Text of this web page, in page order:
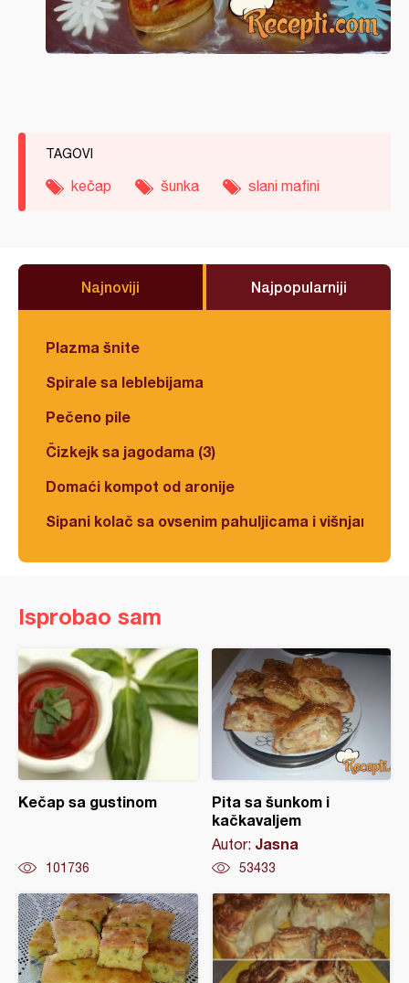
TAGOVI
kečap šunka slani mafini
Najnoviji Najpopularniji
Plazma šnite
Spirale sa leblebijama
Pečeno pile
Čizkejk sa jagodama (3)
Domaći kompot od aronije
Sipani kolač sa ovsenim pahuljicama i višnjama
Isprobao sam
Kečap sa gustinom
101736
Pita sa šunkom i
kačkavaljem
Autor: Jasna
53433